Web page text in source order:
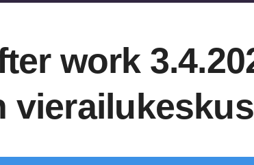
work
vierailukeskus